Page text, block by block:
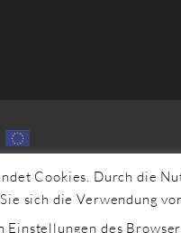
© 2020 Elektronikwerk
Cookies. Durch die
sich die Verwendung
Einstellungen des